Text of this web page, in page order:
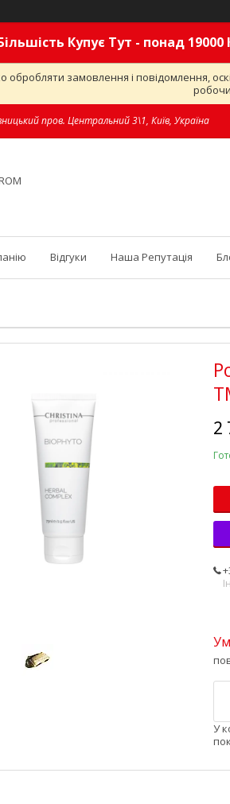
Купує Тут - понад
замовлення і повідомлення,
пров. Центральний 3\1, Київ, Україна
Відгуки Наша Репутація
2
У